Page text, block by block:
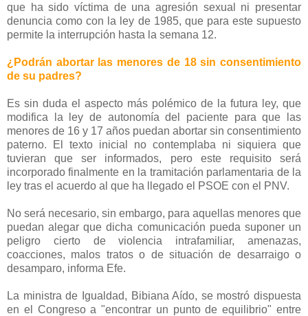
que ha sido víctima de una agresión sexual ni presentar
denuncia como con la ley de 1985, que para este supuesto
permite la interrupción hasta la semana 12.
¿Podrán abortar las menores de 18 sin consentimiento
de su padres?
Es sin duda el aspecto más polémico de la futura ley, que
modifica la ley de autonomía del paciente para que las
menores de 16 y 17 años puedan abortar sin consentimiento
paterno. El texto inicial no contemplaba ni siquiera que
tuvieran que ser informados, pero este requisito será
incorporado finalmente en la tramitación parlamentaria de la
ley tras el acuerdo al que ha llegado el PSOE con el PNV.
No será necesario, sin embargo, para aquellas menores que
puedan alegar que dicha comunicación pueda suponer un
peligro cierto de violencia intrafamiliar, amenazas,
coacciones, malos tratos o de situación de desarraigo o
desamparo, informa Efe.
La ministra de Igualdad, Bibiana Aído, se mostró dispuesta
en el Congreso a "encontrar un punto de equilibrio" entre